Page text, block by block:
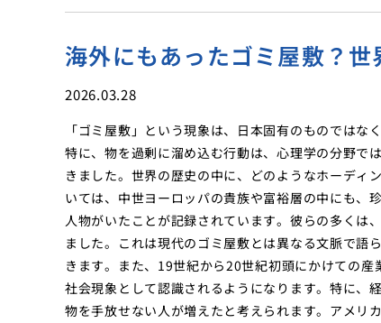
海外にもあったゴミ屋敷？
2026.03.28
「ゴミ屋敷」という現象は、日本固有のものではな
特に、物を過剰に溜め込む行動は、心理学の分野
きました。世界の歴史の中に、どのようなホーディ
いては、中世ヨーロッパの貴族や富裕層の中にも、
人物がいたことが記録されています。彼らの多くは
ました。これは現代のゴミ屋敷とは異なる文脈で語
きます。また、19世紀から20世紀初頭にかけての
社会現象として認識されるようになります。特に、
物を手放せない人が増えたと考えられます。アメリ